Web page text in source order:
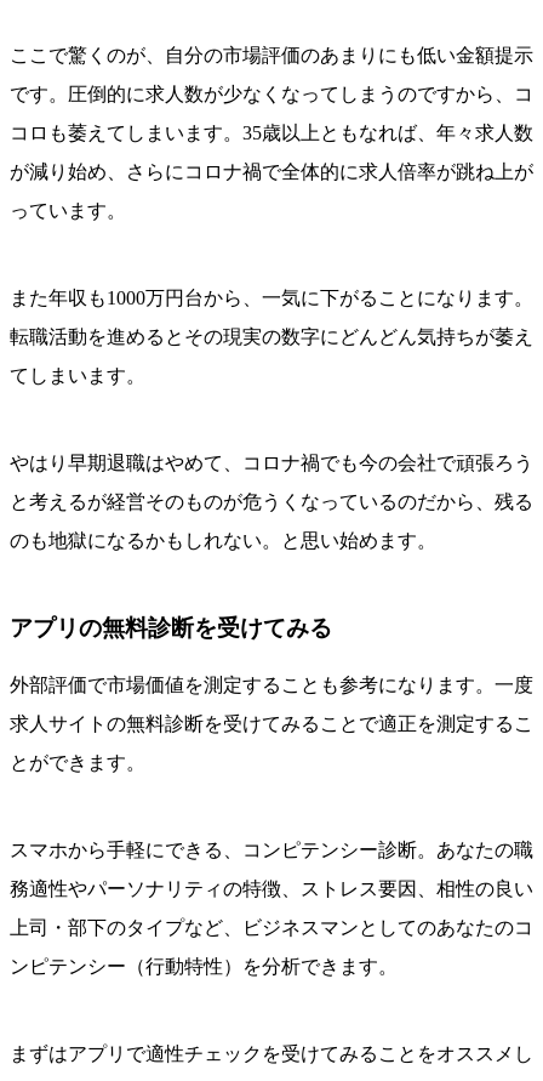
ここで驚くのが、自分の市場評価のあまりにも低い金額提示
です。圧倒的に求人数が少なくなってしまうのですから、コ
コロも萎えてしまいます。35歳以上ともなれば、年々求人数
が減り始め、さらにコロナ禍で全体的に求人倍率が跳ね上が
っています。
また年収も1000万円台から、一気に下がることになります。
転職活動を進めるとその現実の数字にどんどん気持ちが萎え
てしまいます。
やはり早期退職はやめて、コロナ禍でも今の会社で頑張ろう
と考えるが経営そのものが危うくなっているのだから、残る
のも地獄になるかもしれない。と思い始めます。
アプリの無料診断を受けてみる
外部評価で市場価値を測定することも参考になります。一度
求人サイトの無料診断を受けてみることで適正を測定するこ
とができます。
スマホから手軽にできる、コンピテンシー診断。あなたの職
務適性やパーソナリティの特徴、ストレス要因、相性の良い
上司・部下のタイプなど、ビジネスマンとしてのあなたのコ
ンピテンシー（行動特性）を分析できます。
まずはアプリで適性チェックを受けてみることをオススメし